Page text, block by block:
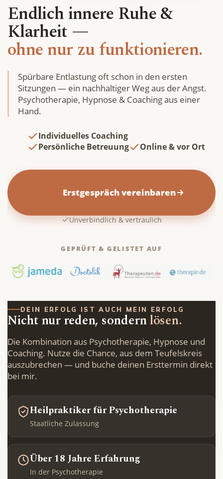
Endlich innere Ruhe &
Klarheit —
ohne nur zu funktionieren.
Spürbare Entlastung oft schon in den ersten
Sitzungen — ein nachhaltiger Weg aus der Angst.
Psychotherapie, Hypnose & Coaching aus einer
Hand.
Individuelles Coaching
Persönliche Betreuung
Online & vor Ort
Unverbindlich & vertraulich
GEPRÜFT & GELISTET AUF
DEIN ERFOLG IST AUCH MEIN ERFOLG
Nicht nur reden, sondernlösen.
Die Kombination aus Psychotherapie, Hypnose und
Coaching. Nutze die Chance, aus dem Teufelskreis
auszubrechen — und buche deinen Ersttermin direkt
bei mir.
Heilpraktiker für Psychotherapie
Staatliche Zulassung
Über 18 Jahre Erfahrung
In der Psychotherapie